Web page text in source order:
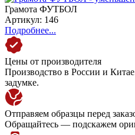
Грамота ФУТБОЛ
Артикул: 146
Подробнее...
Цены от производителя
Производство в России и
задумке.
Отправяем образцы перед
Обращайтесь — подскажем